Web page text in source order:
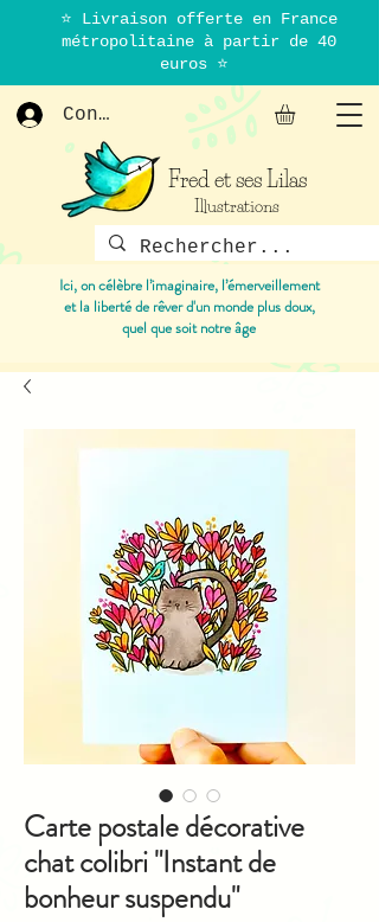
⭐ Livraison offerte en France
métropolitaine à partir de 40
euros ⭐
Connexion
Fred et ses Lilas
Illustrations
Ici, on célèbre l’imaginaire, l’émerveillement
et la liberté de rêver d'un monde plus doux,
quel que soit notre âge
Carte postale décorative
chat colibri "Instant de
bonheur suspendu"